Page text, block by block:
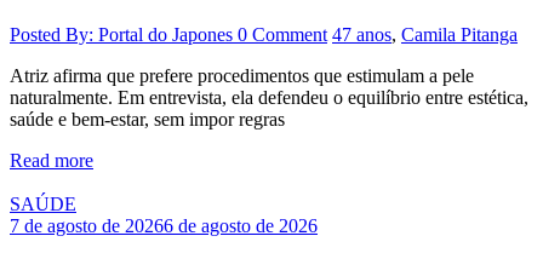
Posted By: Portal do Japones 0 Comment 47 anos, Camila Pitanga
Atriz afirma que prefere procedimentos que estimulam a pele
naturalmente. Em entrevista, ela defendeu o equilíbrio entre estética,
saúde e bem-estar, sem impor regras
Read more
SAÚDE
7 de agosto de 20266 de agosto de 2026